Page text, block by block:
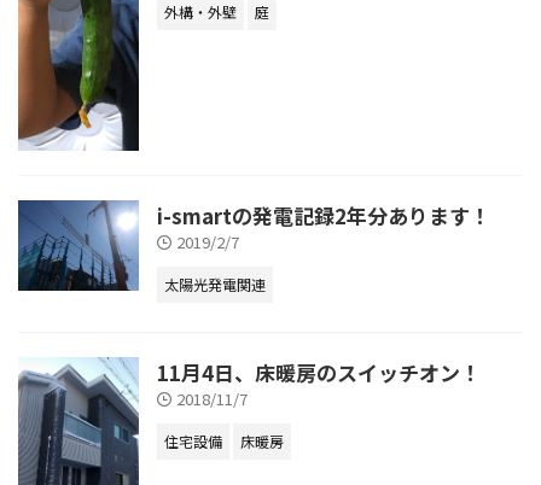
外構・外壁 庭
i-smartの発電記録2年分あります！
2019/2/7
太陽光発電関連
11月4日、床暖房のスイッチオン！
2018/11/7
住宅設備 床暖房